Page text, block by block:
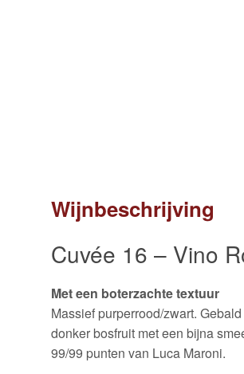
Wijnbeschrijving
Cuvée 16 – Vino
Met een boterzachte textuur
Massief purperrood/zwart.
donker bosfruit met een bijna
99/99 punten van Luca Maroni.